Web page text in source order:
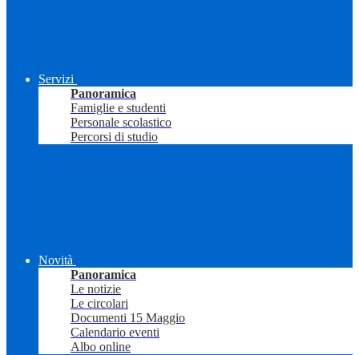
Servizi
Panoramica
Famiglie e studenti
Personale scolastico
Percorsi di studio
Novità
Panoramica
Le notizie
Le circolari
Documenti 15 Maggio
Calendario eventi
Albo online